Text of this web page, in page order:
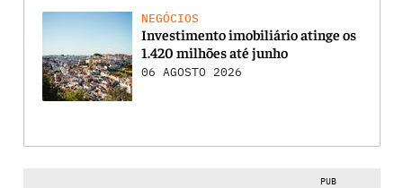
NEGÓCIOS
Investimento imobiliário atinge os
1.420 milhões até junho
06 AGOSTO 2026
PUB